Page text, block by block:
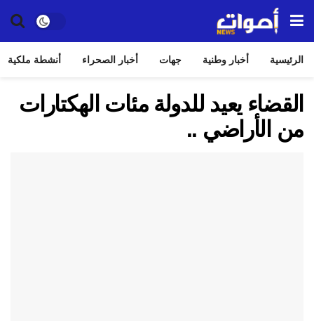
الرئيسية أخبار وطنية جهات أخبار الصحراء أنشطة ملكية
القضاء يعيد للدولة مئات الهكتارات
من الأراضي ..